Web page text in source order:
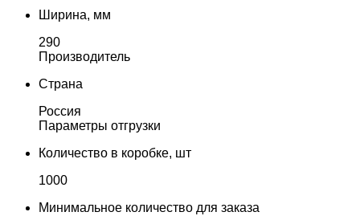
Ширина, мм
290
Производитель
Страна
Россия
Параметры отгрузки
Количество в коробке, шт
1000
Минимальное количество для заказа